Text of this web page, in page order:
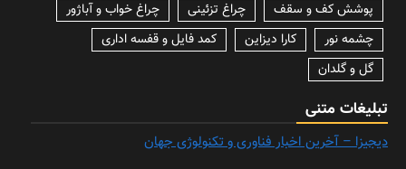
پوشش کف و سقف
چراغ تزئینی
چراغ خواب و آباژور
چشمه نور
کارا دیزاین
کمد فایل و قفسه اداری
گل و گلدان
تبلیغات متنی
دیجیزا – آخرین اخبار فناوری و تکنولوژی جهان